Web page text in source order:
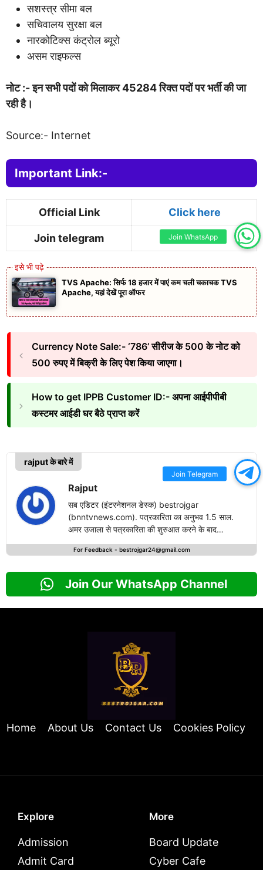
सशस्त्र सीमा बल
सचिवालय सुरक्षा बल
नारकोटिक्स कंट्रोल ब्यूरो
असम राइफल्स
नोट :- इन सभी पदों को मिलाकर 45284 रिक्त पदों पर भर्ती की जा
रही है।
Source:- Internet
Important Link:-
Official Link Click here
Join telegram Click here
TVS Apache: सिर्फ 18 हजार में पाएं कम चली चकाचक TVS
Apache, यहां देखें पूरा ऑफर
Currency Note Sale:- ‘786’ सीरीज के 500 के नोट को
500 रुपए में बिक्री के लिए पेश किया जाएगा।
How to get IPPB Customer ID:- अपना आईपीपीबी
कस्टमर आईडी घर बैठे प्राप्त करें
rajput के बारे में
Rajput
सब एडिटर (इंटरनेशनल डेस्क) bestrojgar
(bnntvnews.com). पत्रकारिता का अनुभव 1.5 साल.
अमर उजाला से पत्रकारिता की शुरुआत करने के बाद
एवं अंतरराष्ट्रीय खबरों के लेखन में दिलचस्पी.
For Feedback - bestrojgar24@gmail.com
Join Our WhatsApp Channel
Home About Us Contact Us Cookies Policy
Explore
Admission
Admit Card
More
Board Update
Cyber Cafe
Join WhatsApp
Join Telegram